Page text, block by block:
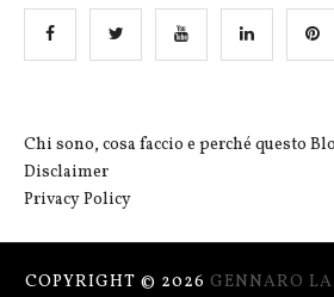
Chi sono, cosa faccio e perché questo
Disclaimer
Privacy Policy
COPYRIGHT © 2026 GENNARO